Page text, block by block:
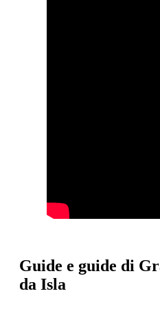
Guide e guide di
da Isla